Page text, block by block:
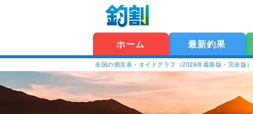
ホーム 最新釣果
全国の潮見表・タイドグラフ（2026年最新版・完全版）